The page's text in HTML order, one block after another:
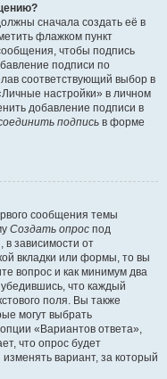
сначала создать её в
флажком пункт
чтобы подпись
подписи по
соответствующий выбор в
настройки» в личном
добавление подписи в
подпись в форме
сообщения темы
Создать опрос под
зависимости от
вкладки или формы, то вы
вопрос и как минимум два
что каждый
поля. Вы также
могут выбрать
«Вариантов ответа»,
что опрос будет
вариант, за который